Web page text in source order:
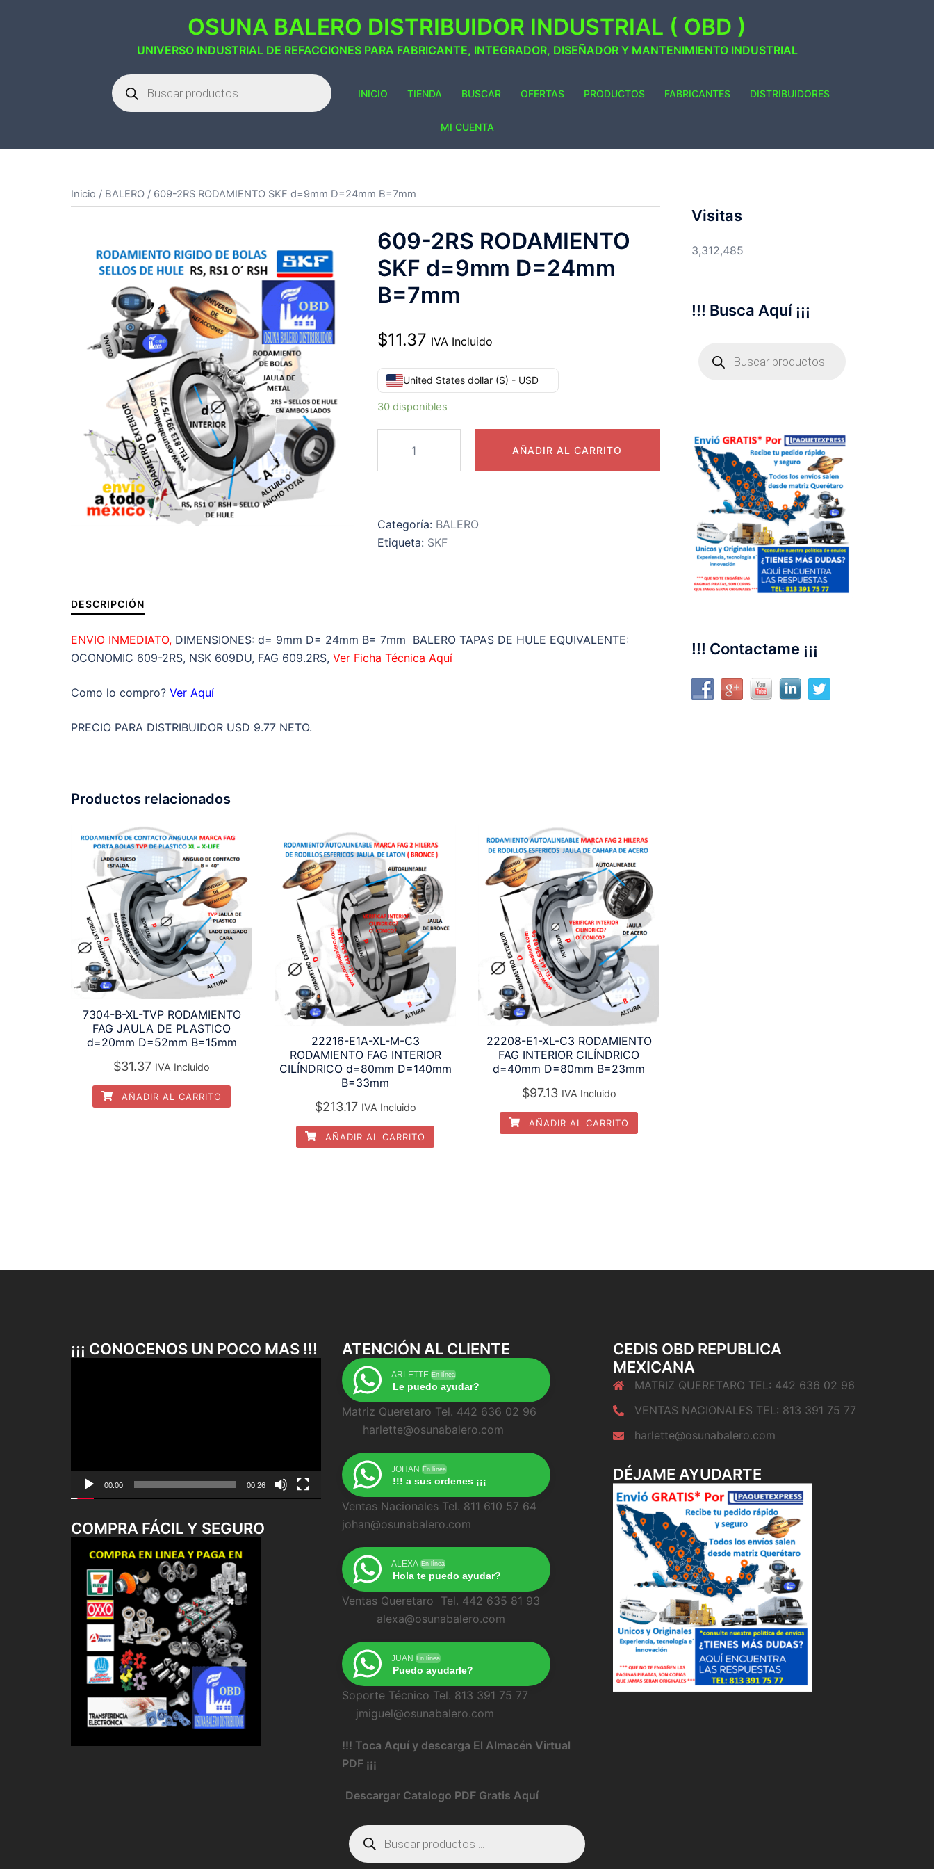
OSUNA BALERO DISTRIBUIDOR INDUSTRIAL ( OBD )
UNIVERSO INDUSTRIAL DE REFACCIONES PARA FABRICANTE, INTEGRADOR, DISEÑADOR Y MANTENIMIENTO INDUSTRIAL
Búsqueda
de
productos
INICIO TIENDA BUSCAR OFERTAS PRODUCTOS FABRICANTES DISTRIBUIDORES
MI CUENTA
Inicio / BALERO / 609-2RS RODAMIENTO SKF d=9mm D=24mm B=7mm
609-2RS RODAMIENTO
SKF d=9mm D=24mm
B=7mm
$11.37 IVA Incluido
United States dollar ($) - USD
30 disponibles
RODAMIENTO
SKF
D=24mm
B=7mm
AÑADIR AL CARRITO
Categoría: BALERO
Etiqueta: SKF
DESCRIPCIÓN
ENVIO INMEDIATO, DIMENSIONES: d= 9mm D= 24mm B= 7mm BALERO TAPAS DE HULE EQUIVALENTE:
OCONOMIC 609-2RS, NSK 609DU, FAG 609.2RS, Ver Ficha Técnica Aquí
Como lo compro? Ver Aquí
PRECIO PARA DISTRIBUIDOR USD 9.77 NETO.
Productos relacionados
7304-B-XL-TVP RODAMIENTO
FAG JAULA DE PLASTICO
d=20mm D=52mm B=15mm
$31.37 IVA Incluido
AÑADIR AL CARRITO
22216-E1A-XL-M-C3
RODAMIENTO FAG INTERIOR
CILÍNDRICO d=80mm D=140mm
B=33mm
$213.17 IVA Incluido
AÑADIR AL CARRITO
22208-E1-XL-C3 RODAMIENTO
FAG INTERIOR CILÍNDRICO
d=40mm D=80mm B=23mm
$97.13 IVA Incluido
AÑADIR AL CARRITO
Visitas
3,312,485
!!! Busca Aquí ¡¡¡
productos
!!! Contactame ¡¡¡
¡¡¡ CONOCENOS UN POCO MAS !!!
00:00 00:26
COMPRA FÁCIL Y SEGURO
ATENCIÓN AL CLIENTE
ARLETTE En línea
Le puedo ayudar?
Matriz Queretaro Tel. 442 636 02 96
harlette@osunabalero.com
JOHAN En línea
!!! a sus ordenes ¡¡¡
Ventas Nacionales Tel. 811 610 57 64
johan@osunabalero.com
ALEXA En línea
Hola te puedo ayudar?
Ventas Queretaro Tel. 442 635 81 93
alexa@osunabalero.com
JUAN En línea
Puedo ayudarle?
Soporte Técnico Tel. 813 391 75 77
jmiguel@osunabalero.com
!!! Toca Aquí y descarga El Almacén Virtual
PDF ¡¡¡
Descargar Catalogo PDF Gratis Aquí
Búsqueda
de
productos
CEDIS OBD REPUBLICA
MEXICANA
MATRIZ QUERETARO TEL: 442 636 02 96
VENTAS NACIONALES TEL: 813 391 75 77
harlette@osunabalero.com
DÉJAME AYUDARTE